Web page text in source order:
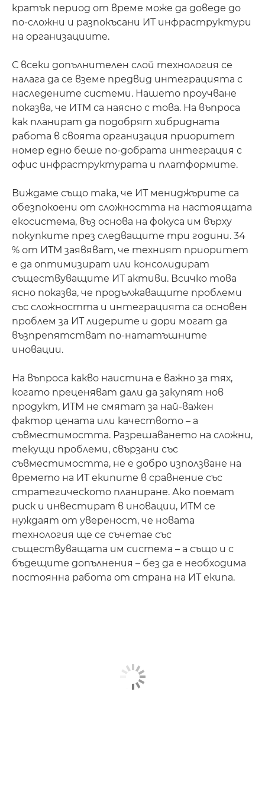
кратък период от време може да доведе до
по-сложни и разпокъсани ИТ инфраструктури
на организациите.
С всеки допълнителен слой технология се
налага да се вземе предвид интеграцията с
наследените системи. Нашето проучване
показва, че ИТМ са наясно с това. На въпроса
как планират да подобрят хибридната
работа в своята организация приоритет
номер едно беше по-добрата интеграция с
офис инфраструктурата и платформите.
Виждаме също така, че ИТ мениджърите са
обезпокоени от сложността на настоящата
екосистема, въз основа на фокуса им върху
покупките през следващите три години. 34
% от ИТМ заявяват, че техният приоритет
е да оптимизират или консолидират
съществуващите ИТ активи. Всичко това
ясно показва, че продължаващите проблеми
със сложността и интеграцията са основен
проблем за ИТ лидерите и дори могат да
възпрепятстват по-нататъшните
иновации.
На въпроса какво наистина е важно за тях,
когато преценяват дали да закупят нов
продукт, ИТМ не смятат за най-важен
фактор цената или качеството – а
съвместимостта. Разрешаването на сложни,
текущи проблеми, свързани със
съвместимостта, не е добро използване на
времето на ИТ екипите в сравнение със
стратегическото планиране. Ако поемат
риск и инвестират в иновации, ИТМ се
нуждаят от увереност, че новата
технология ще се съчетае със
съществуващата им система – а също и с
бъдещите допълнения – без да е необходима
постоянна работа от страна на ИТ екипа.